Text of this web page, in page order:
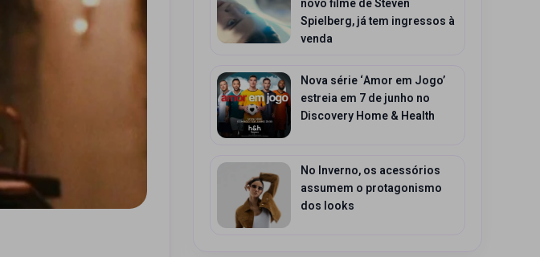
novo filme de Steven
Spielberg, já tem ingressos à
venda
Nova série ‘Amor em Jogo’
estreia em 7 de junho no
Discovery Home & Health
No Inverno, os acessórios
assumem o protagonismo
dos looks